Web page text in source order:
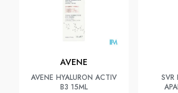
AVENE
AVENE HYALURON ACTIV
B3 15ML
SVR